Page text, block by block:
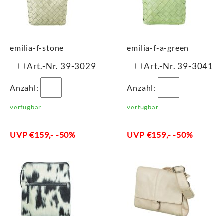
emilia-f-stone
Art.-Nr. 39-3029
Anzahl:
verfügbar
UVP €159,- -50%
emilia-f-a-green
Art.-Nr. 39-3041
Anzahl:
verfügbar
UVP €159,- -50%